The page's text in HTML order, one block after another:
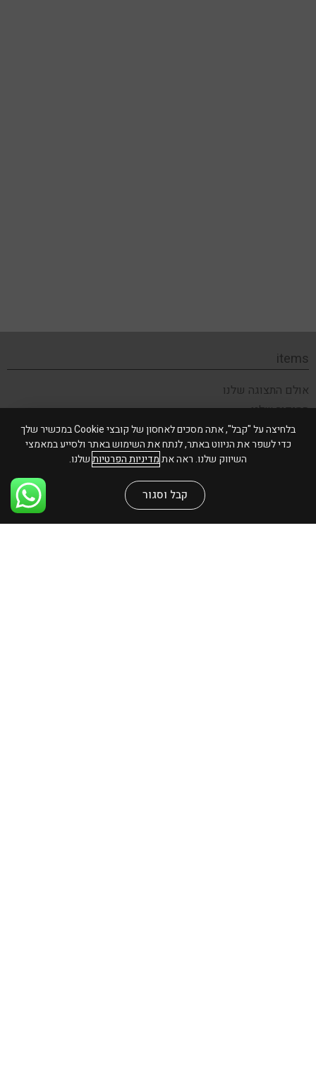
items
אולם התצוגה שלנו
הסיפור שלנו
תקנון האתר
צור קשר
בלחיצה על "קבל", אתה מסכים לאחסון של קובצי Cookie במכשיר שלך
כדי לשפר את הניווט באתר, לנתח את השימוש באתר ולסייע במאמצי
השיווק שלנו. ראה אתמדיניות הפרטיותשלנו.
קבל וסגור